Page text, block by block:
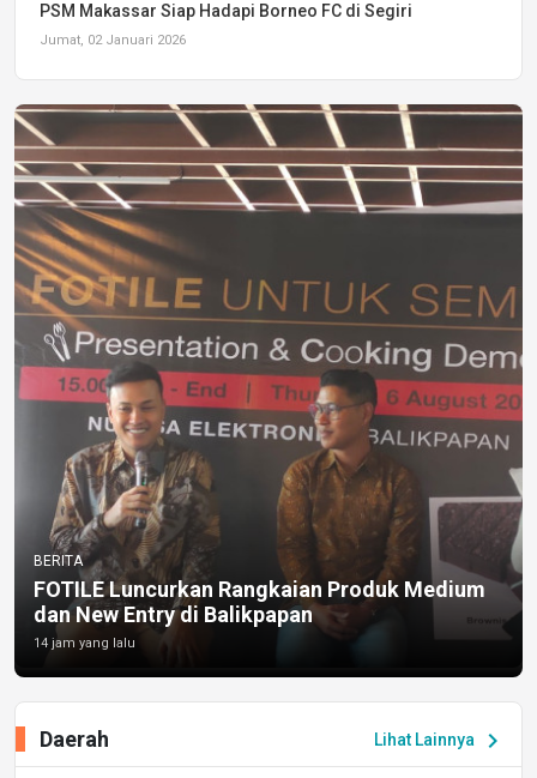
PSM Makassar Siap Hadapi Borneo FC di Segiri
Jumat, 02 Januari 2026
BERITA
FOTILE Luncurkan Rangkaian Produk Medium
dan New Entry di Balikpapan
14 jam yang lalu
Lihat Lainnya chevron_right
Daerah